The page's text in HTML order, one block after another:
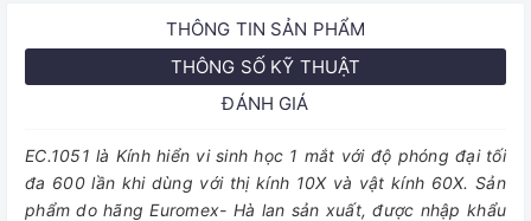
THÔNG TIN SẢN PHẨM
THÔNG SỐ KỸ THUẬT
ĐÁNH GIÁ
EC.1051 là Kính hiển vi sinh học 1 mắt với độ phóng đại tối
đa 600 lần khi dùng với thị kính 10X và vật kính 60X. Sản
phẩm do hãng Euromex- Hà lan sản xuất, được nhập khẩu